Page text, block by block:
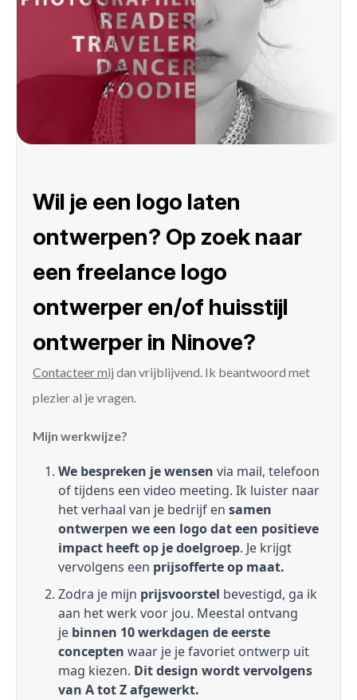
Wil je een logo laten
ontwerpen? Op zoek naar
een freelance logo
ontwerper en/of huisstijl
ontwerper in Ninove?
Contacteer mij dan vrijblijvend. Ik beantwoord met
plezier al je vragen.
Mijn werkwijze?
We bespreken je wensen via mail, telefoon
of tijdens een video meeting. Ik luister naar
het verhaal van je bedrijf en samen
ontwerpen we een logo dat een positieve
impact heeft op je doelgroep. Je krijgt
vervolgens een prijsofferte op maat.
Zodra je mijn prijsvoorstel bevestigd, ga ik
aan het werk voor jou. Meestal ontvang
je binnen 10 werkdagen de eerste
concepten waar je je favoriet ontwerp uit
mag kiezen. Dit design wordt vervolgens
van A tot Z afgewerkt.